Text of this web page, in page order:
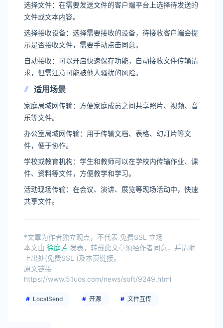
‌选择文件‌：在需要发送文件的客户端平台上选择待发送的
文件或文本内容‌。
‌选择接收设备‌：选择需要接收的设备，待接收客户端会提
示是否接收文件，需要手动点击同意‌。
‌自动接收‌：可以开启快速保存功能，自动接收文件传输请
求，但需注意可能被他人骚扰的风险‌。
适用场景
‌家庭局域网传输‌：方便家庭成员之间共享照片、视频、音
乐等文件‌。
‌办公室局域网传输‌：用于传输文档、表格、幻灯片等文
件，便于协作‌。
‌学校或教育机构‌：学生和教师可以在学校内传输作业、课
件、资料等文件，方便教学和学习‌。
‌活动现场传输‌：在会议、演讲、展览等现场活动中，快速
共享文件‌。
*文章为作者独立观点，不代表 免费SSL 立场
本文由 徐庭芳 发表，转载此文章须经作者同意，并请附
上出处(免费SSL )及本页链接。
原文链接
https://www.51uos.com/news/soft/9249.html
LocalSend 开源 文件互传